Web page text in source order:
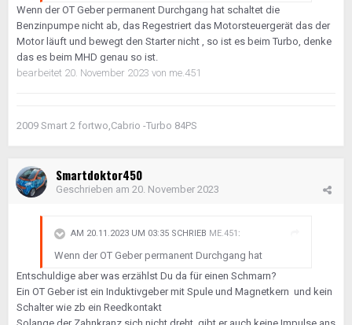
Wenn der OT Geber permanent Durchgang hat schaltet die
Benzinpumpe nicht ab, das Regestriert das Motorsteuergerät das der
Motor läuft und bewegt den Starter nicht , so ist es beim Turbo, denke
das es beim MHD genau so ist.
bearbeitet 20. November 2023 von me.451
2009 Smart 2 fortwo,Cabrio -Turbo 84PS
Smartdoktor450
Geschrieben am 20. November 2023
AM 20.11.2023 UM 03:35 SCHRIEB ME.451 :
Wenn der OT Geber permanent Durchgang hat
Entschuldige aber was erzählst Du da für einen Schmarn?
Ein OT Geber ist ein Induktivgeber mit Spule und Magnetkern und kein
Schalter wie zb ein Reedkontakt